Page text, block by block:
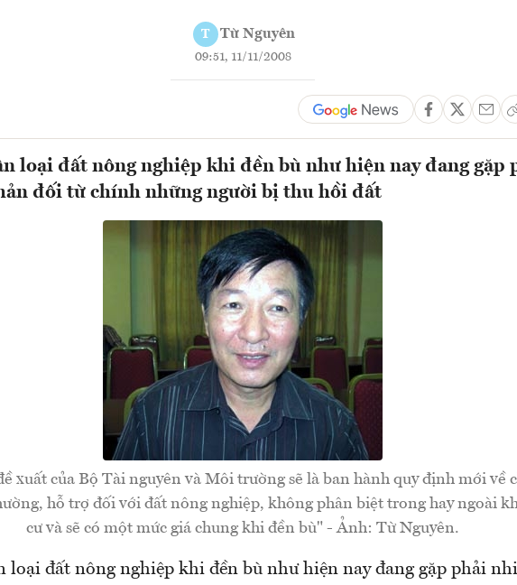
T Từ Nguyên
09:51, 11/11/2008
loại đất nông nghiệp khi đền bù như hiện nay đang gặp
đối từ chính những người bị thu hồi đất
xuất của Bộ Tài nguyên và Môi trường sẽ là ban hành quy định mới về
hỗ trợ đối với đất nông nghiệp, không phân biệt trong hay ngoài
cư và sẽ có một mức giá chung khi đền bù" - Ảnh: Từ Nguyên.
loại đất nông nghiệp khi đền bù như hiện nay đang gặp phải